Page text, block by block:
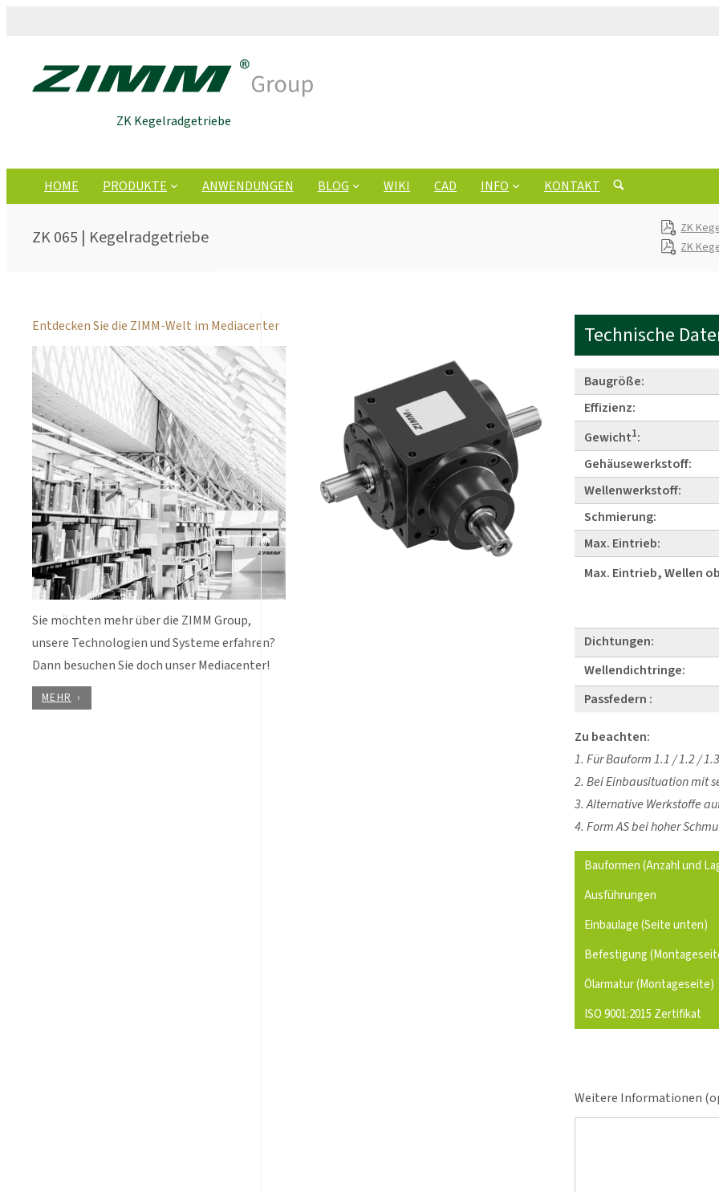
ZK Kegelradgetriebe
HOME PRODUKTE ANWENDUNGEN BLOG WIKI CAD INFO KONTAKT
ZK 065 | Kegelradgetriebe
ZK
ZK
Entdecken Sie die ZIMM-Welt im Mediacenter
Sie möchten mehr über die ZIMM Group,
unsere Technologien und Systeme erfahren?
Dann besuchen Sie doch unser Mediacenter!
MEHR
Technische
Baugröße:
Effizienz:
Gewicht1:
Gehäusewerkstoff:
Wellenwerkstoff:
Schmierung:
Max. Eintrieb:
Max. Eintrieb, Wellen
Dichtungen:
Wellendichtringe:
Passfedern :
Zu beachten:
1. Für Bauform 1.1 / 1.2 /
2. Bei Einbausituation mit
3. Alternative Werkstoffe
4. Form AS bei hoher
Bauformen (Anzahl und
Ausführungen
Einbaulage (Seite unten)
Befestigung
Ölarmatur (Montageseite)
ISO 9001:2015 Zertifikat
Weitere Informationen